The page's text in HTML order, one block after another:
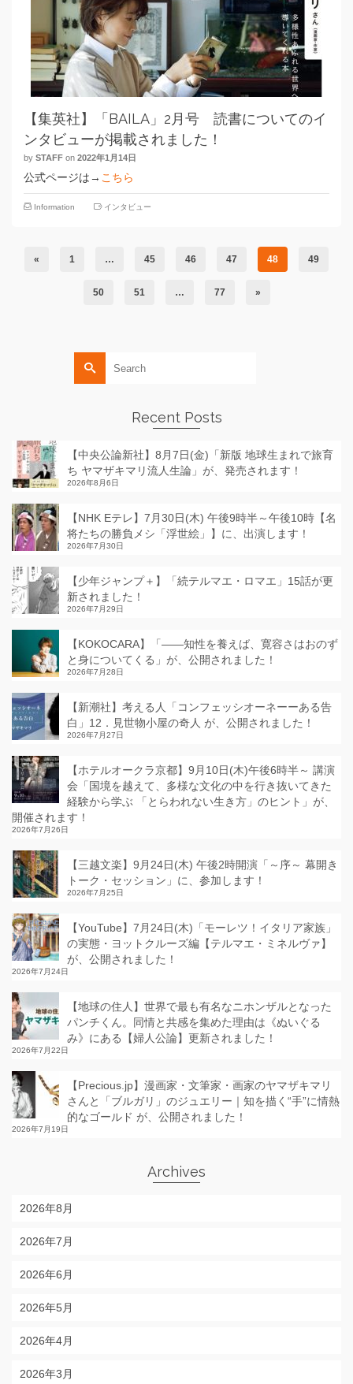
【集英社】「BAILA」2月号 読書についてのイ
ンタビューが掲載されました！
by STAFF on 2022年1月14日
公式ページは→ こちら
Information インタビュー
« 1 … 45 46 47 48 49
50 51 … 77 »
Search
for:
Recent Posts
【中央公論新社】8月7日(金)「新版 地球生まれで旅育
ち ヤマザキマリ流人生論」が、発売されます！
2026年8月6日
【NHK Eテレ】7月30日(木) 午後9時半～午後10時【名
将たちの勝負メシ「浮世絵」】に、出演します！
2026年7月30日
【少年ジャンプ＋】「続テルマエ・ロマエ」15話が更
新されました！
2026年7月29日
【KOKOCARA】「——知性を養えば、寛容さはおのず
と身についてくる」が、公開されました！
2026年7月28日
【新潮社】考える人「コンフェッシオーネーーある告
白」12．見世物小屋の奇人 が、公開されました！
2026年7月27日
【ホテルオークラ京都】9月10日(木)午後6時半～ 講演
会「国境を越えて、多様な文化の中を行き抜いてきた
経験から学ぶ 「とらわれない生き方」のヒント」が、
開催されます！
2026年7月26日
【三越文楽】9月24日(木) 午後2時開演「～序～ 幕開き
トーク・セッション」に、参加します！
2026年7月25日
【YouTube】7月24日(木)「モーレツ！イタリア家族」
の実態・ヨットクルーズ編【テルマエ・ミネルヴァ】
が、公開されました！
2026年7月24日
【地球の住人】世界で最も有名なニホンザルとなった
パンチくん。同情と共感を集めた理由は《ぬいぐる
み》にある【婦人公論】更新されました！
2026年7月22日
【Precious.jp】漫画家・文筆家・画家のヤマザキマリ
さんと「ブルガリ」のジュエリー｜知を描く“手”に情熱
的なゴールド が、公開されました！
2026年7月19日
Archives
2026年8月
2026年7月
2026年6月
2026年5月
2026年4月
2026年3月